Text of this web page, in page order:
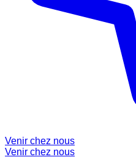
Venir chez nous
Venir chez nous